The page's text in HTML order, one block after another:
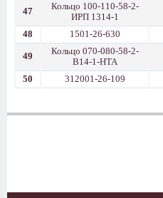
47
Кольцо 100-110-58-2-
ИРП 1314-1
48
1501-26-630
49
Кольцо 070-080-58-2-
В14-1-НТА
50
312001-26-109